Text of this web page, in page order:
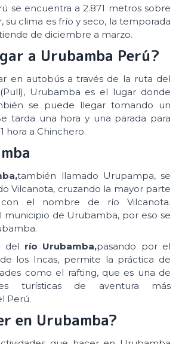
se encuentra a 2.871 metros sobre
su clima es frío y seco, la temporada
de diciembre a marzo.
a Urubamba Perú?
en autobús a través de la ruta del
Urubamba es el lugar donde
se puede llegar tomando un
tarda una hora y una parada para
hora a Chinchero.
también llamado Urupampa, se
Vilcanota, cruzando la mayor parte
el nombre de río Vilcanota.
municipio de Urubamba, por eso se
del río Urubamba,pasando por el
los Incas, permite la práctica de
como el rafting, que es una de
turísticas de aventura más
Perú.
en Urubamba?